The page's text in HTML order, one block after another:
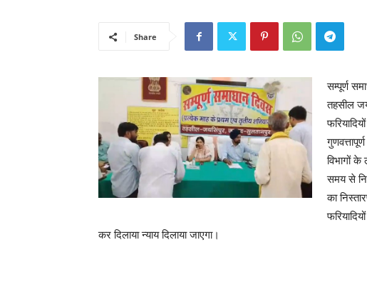
Share
सम्पूर्ण
तहसील
विभागों
समय से
का
कर दिलाया न्याय दिलाया जाएगा।